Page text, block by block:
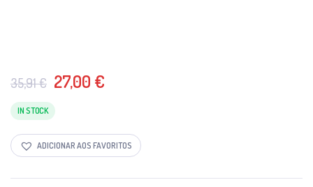
35,91€ O
original
era:
35,91 €.
27,00 €
é:
27,00 €.
IN STOCK
ADICIONAR AOS FAVORITOS